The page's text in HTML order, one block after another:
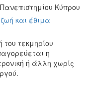
Κύπρου
και έθιμα
τεκμηρίου
η
ή άλλη χωρίς